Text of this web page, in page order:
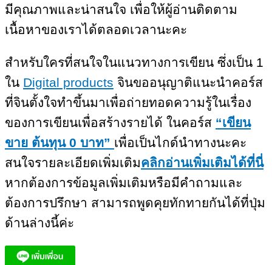
มีคุณภาพและน่าสนใจ เพื่อให้ผู้อ่านติดตาม
เนื้อหาของเราได้ตลอดเวลานะคะ
สำหรับใครที่สนใจในแนวทางการเขียน ซึ่งเป็น 1
ใน Digital products จินขออนุญาติแนะนำคอร์ส
ที่จินตั้งใจทำขึ้นมาเพื่อถ่ายทอดความรู้ในเรื่อง
ของการเขียนเพื่อสร้างรายได้ ในคอร์ส “เขียน
ขาย ต้นทุน 0 บาท” เพื่อเป็นไกด์นำทางนะคะ
สนใจรายละเอียดเพิ่มเติมคลิกอ่านเพิ่มเติมได้ที่นี่
หากต้องการข้อมูลเพิ่มเติมหรือมีคำถามและ
ต้องการปรึกษา สามารถพูดคุยทักทายกันได้ที่ปุ่ม
ด้านล่างนี้ค่ะ